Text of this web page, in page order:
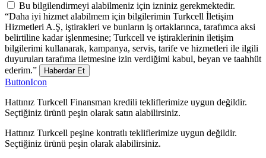
Bu bilgilendirmeyi alabilmeniz için izniniz gerekmektedir.
“Daha iyi hizmet alabilmem için bilgilerimin Turkcell İletişim
Hizmetleri A.Ş, iştirakleri ve bunların iş ortaklarınca, tarafımca aksi
belirtiline kadar işlenmesine; Turkcell ve iştiraklerinin iletişim
bilgilerimi kullanarak, kampanya, servis, tarife ve hizmetleri ile ilgili
duyuruları tarafıma iletmesine izin verdiğimi kabul, beyan ve taahhüt
ederim.”
Haberdar Et
ButtonIcon
Hattınız Turkcell Finansman kredili tekliflerimize uygun değildir.
Seçtiğiniz ürünü peşin olarak satın alabilirsiniz.
Hattınız Turkcell peşine kontratlı tekliflerimize uygun değildir.
Seçtiğiniz ürünü peşin olarak alabilirsiniz.